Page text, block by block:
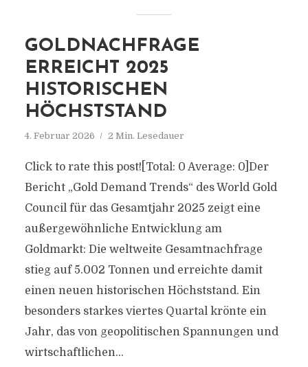
GOLDNACHFRAGE
ERREICHT 2025
HISTORISCHEN
HÖCHSTSTAND
4. Februar 2026 2 Min. Lesedauer
Click to rate this post![Total: 0 Average: 0]Der
Bericht „Gold Demand Trends“ des World Gold
Council für das Gesamtjahr 2025 zeigt eine
außergewöhnliche Entwicklung am
Goldmarkt: Die weltweite Gesamtnachfrage
stieg auf 5.002 Tonnen und erreichte damit
einen neuen historischen Höchststand. Ein
besonders starkes viertes Quartal krönte ein
Jahr, das von geopolitischen Spannungen und
wirtschaftlichen...